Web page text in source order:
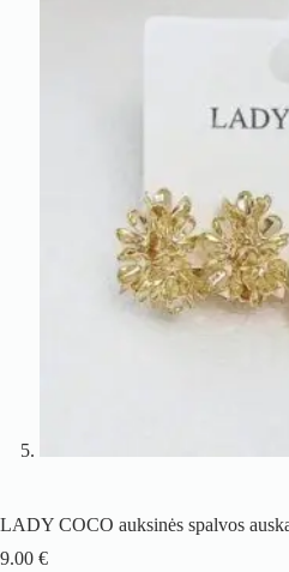
LADY COCO auksinės spalvos
9.00 €